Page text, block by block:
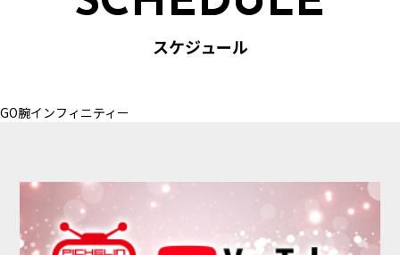
SCHEDULE
スケジュール
GO腕インフィニティー